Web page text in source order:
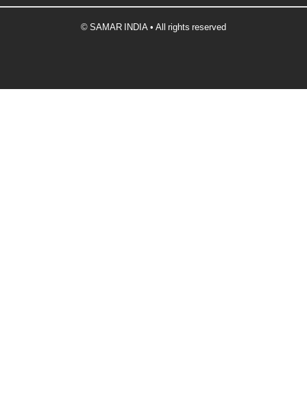
© SAMAR INDIA • All rights reserved